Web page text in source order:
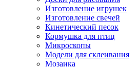
Изготовление игрушек
Изготовление свечей
Кинетический песок
Кормушка для птиц
Микроскопы
Модели для склеивания
Мозаика